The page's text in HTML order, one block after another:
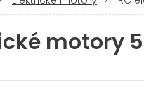
motory